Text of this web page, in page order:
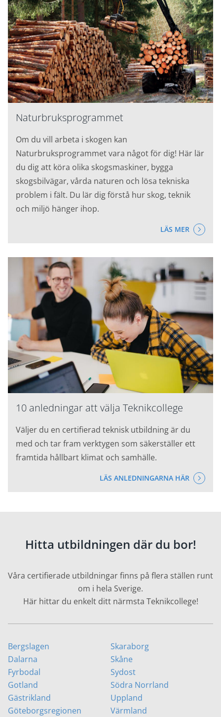
Naturbruksprogrammet
Om du vill arbeta i skogen kan
Naturbruksprogrammet vara något för dig! Här lär
du dig att köra olika skogsmaskiner, bygga
skogsbilvägar, vårda naturen och lösa tekniska
problem i fält. Du lär dig förstå hur skog, teknik
och miljö hänger ihop.
LÄS MER
10 anledningar att välja Teknikcollege
Väljer du en certifierad teknisk utbildning är du
med och tar fram verktygen som säkerställer ett
framtida hållbart klimat och samhälle.
LÄS ANLEDNINGARNA HÄR
Hitta utbildningen där du bor!
Våra certifierade utbildningar finns på flera ställen runt
om i hela Sverige.
Här hittar du enkelt ditt närmsta Teknikcollege!
Bergslagen
Dalarna
Fyrbodal
Gotland
Gästrikland
Göteborgsregionen
Skaraborg
Skåne
Sydost
Södra Norrland
Uppland
Värmland